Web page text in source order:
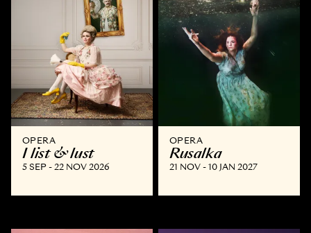
OPERA
I list & lust
5 SEP - 22 NOV 2026
OPERA
Rusalka
21 NOV - 10 JAN 2027